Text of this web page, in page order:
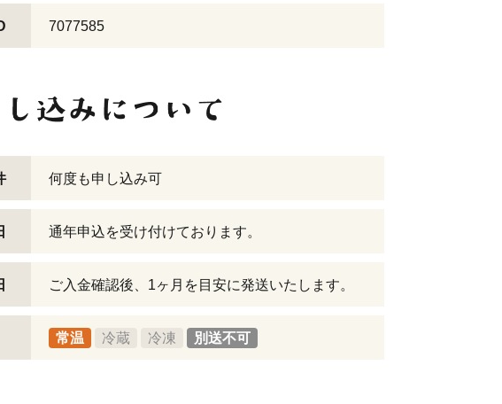
7077585
何度も申し込み可
通年申込を受け付けております。
ご入金確認後、1ヶ月を目安に発送いたします。
常温 冷蔵 冷凍 別送不可